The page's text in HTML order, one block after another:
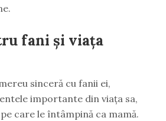
fani și viața
sinceră cu fanii ei,
importante din viața sa,
care le întâmpină ca mamă.